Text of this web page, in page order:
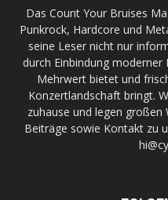
Das Count Your Bruises
Punkrock, Hardcore und
seine Leser nicht nur
durch Einbindung
Mehrwert bietet und
Konzertlandschaft bringt.
zuhause und legen
Beiträge sowie Kontakt zu